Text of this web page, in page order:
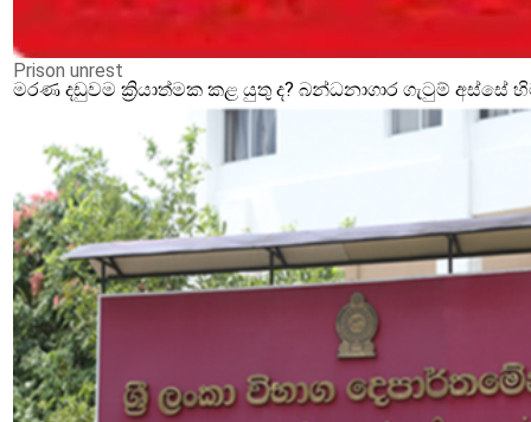
Prison unrest
මරණ දඩුවම ක්‍රියාත්මක කළ යුතු ද? බන්ධනාගාර ගැටුම්